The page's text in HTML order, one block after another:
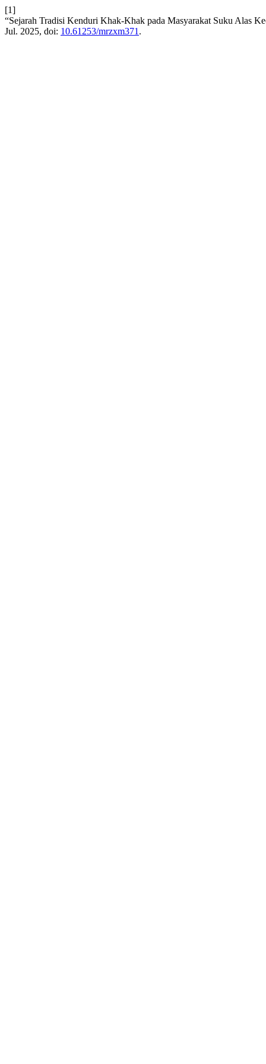
[1]
“Sejarah Tradisi Kenduri Khak-Khak pada Masyarakat Suku Alas
Jul. 2025, doi: 10.61253/mrzxm371 .